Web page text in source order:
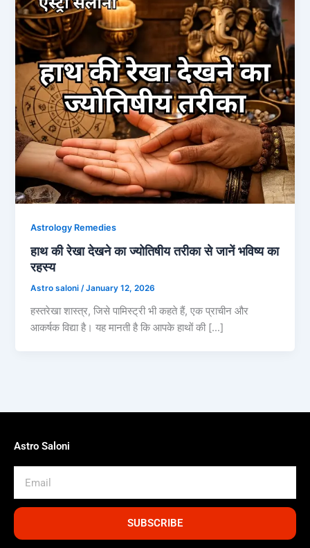
Astrology Remedies
हाथ की रेखा देखने का ज्योतिषीय तरीका से जानें भविष्य का
रहस्य
Astro saloni/January 12, 2026
हस्तरेखा शास्त्र, जिसे पामिस्ट्री भी कहते हैं, एक प्राचीन और
आकर्षक विद्या है। यह मानती है कि आपके हाथों की […]
Astro Saloni
SUBSCRIBE